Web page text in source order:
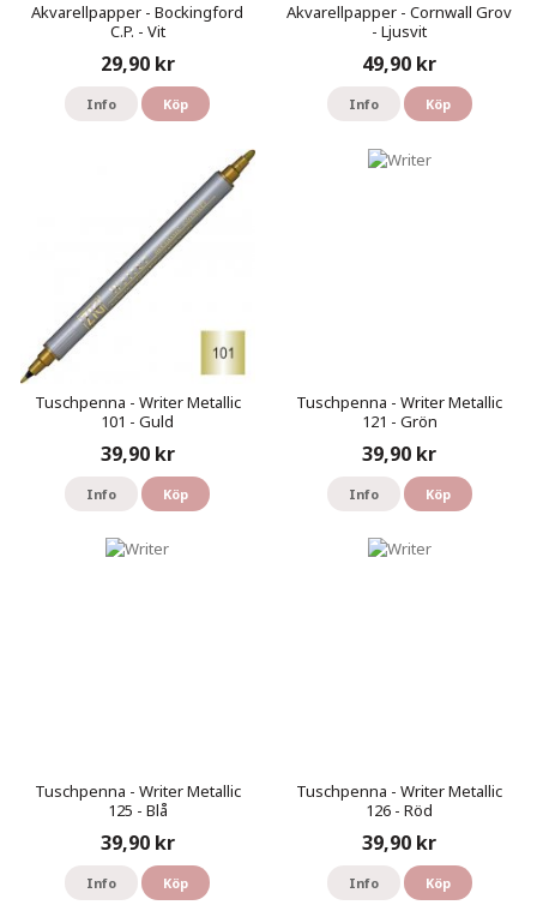
Akvarellpapper - Bockingford
C.P. - Vit
29,90 kr
Info Köp
Akvarellpapper - Cornwall Grov
- Ljusvit
49,90 kr
Info Köp
Tuschpenna - Writer Metallic
101 - Guld
39,90 kr
Info Köp
Tuschpenna - Writer Metallic
121 - Grön
39,90 kr
Info Köp
Tuschpenna - Writer Metallic
125 - Blå
39,90 kr
Info Köp
Tuschpenna - Writer Metallic
126 - Röd
39,90 kr
Info Köp